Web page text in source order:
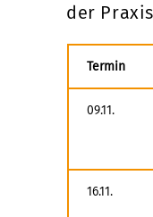
der
Termin
09.11.
16.11.